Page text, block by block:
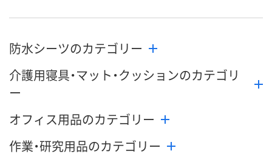
防水シーツのカテゴリー
介護用寝具・マット・クッションのカテゴリ
ー
オフィス用品のカテゴリー
作業・研究用品のカテゴリー